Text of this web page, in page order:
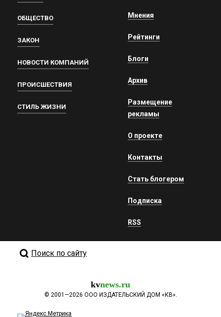
ОБЩЕСТВО
ЗАКОН
НОВОСТИ КОМПАНИЙ
ПРОИСШЕСТВИЯ
СТИЛЬ ЖИЗНИ
Мнения
Рейтинги
Блоги
Архив
Размещение
рекламы
О проекте
Контакты
Стать блогером
Подписка
RSS
Поиск по сайту
kvnews.ru
© 2001—2026 ООО ИЗДАТЕЛЬСКИЙ ДОМ «КВ».